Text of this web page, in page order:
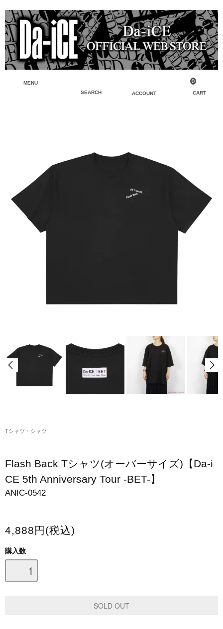
MENU
SEARCH
ACCOUNT CART
0
パーカー・スウェット・ブルゾン
バッグ・ポーチ
キーホルダー・チャーム
アクリルスタンド・アクセサリー・帽子
花村想太｜Natural Lag(ナチュラルラグ)グッズ
和田颯｜Wagic Hour Worksグッズ
会場限定グッズ
Tシャツ・シャツ
Flash Back Tシャツ(オーバーサイズ)【Da-i
CE 5th Anniversary Tour -BET-】
ANIC-0542
4,888円(税込)
購入数